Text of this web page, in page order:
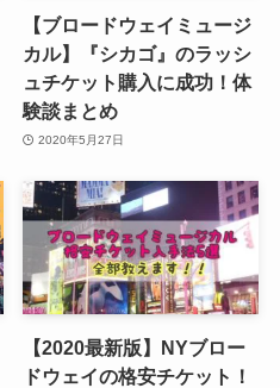
【ブロードウェイミュージ
カル】『シカゴ』のラッシ
ュチケット購入に成功！体
験談まとめ
2020年5月27日
【2020最新版】NYブロー
ドウェイの格安チケット！